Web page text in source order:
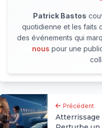
Patrick Bastos
quotidienne et les faits
des événements qui
nous pour une
Précédent
Atterrissage